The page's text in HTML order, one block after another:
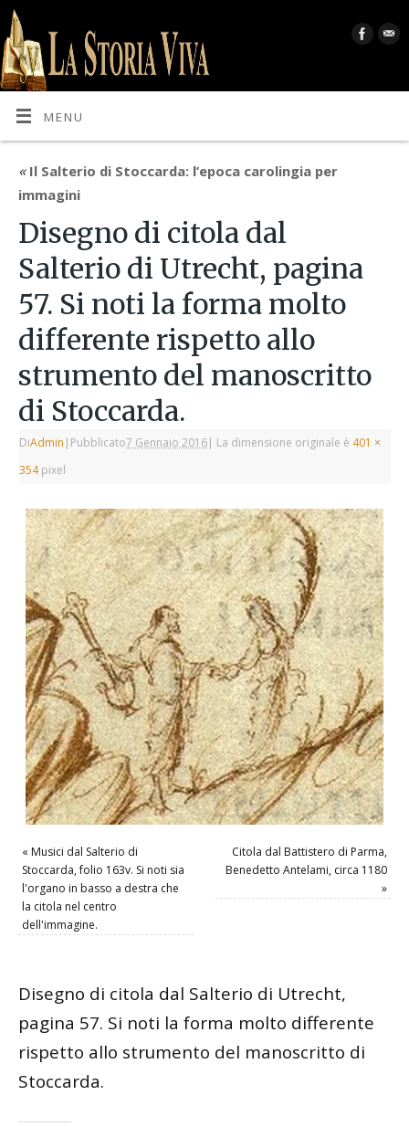
MENU
«Il Salterio di Stoccarda: l’epoca carolingia per
immagini
Disegno di citola dal
Salterio di Utrecht, pagina
57. Si noti la forma molto
differente rispetto allo
strumento del manoscritto
di Stoccarda.
DiAdmin | Pubblicato7 Gennaio 2016| La dimensione originale è 401 ×
354pixel
« Musici dal Salterio di
Stoccarda, folio 163v. Si noti sia
l'organo in basso a destra che
la citola nel centro
dell'immagine.
Citola dal Battistero di Parma,
Benedetto Antelami, circa 1180
»
Disegno di citola dal Salterio di Utrecht,
pagina 57. Si noti la forma molto differente
rispetto allo strumento del manoscritto di
Stoccarda.